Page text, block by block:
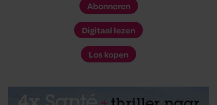
Abonneren
Digitaal lezen
Los kopen